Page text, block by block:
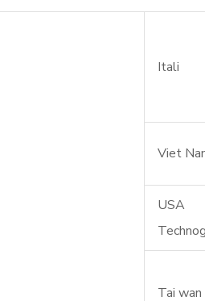
Itali
Viet
USA
Tai wan